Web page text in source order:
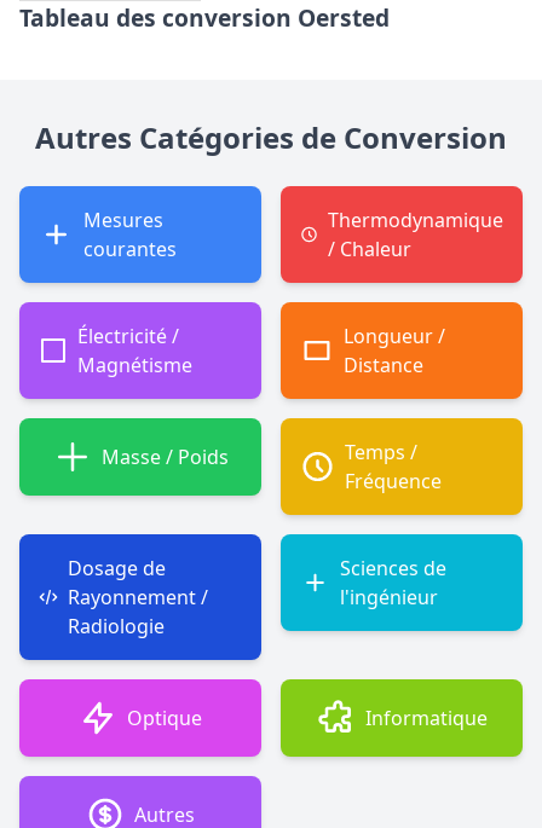
Tableau des conversion Oersted
Autres Catégories de Conversion
Mesures
courantes
Thermodynamique
/ Chaleur
Électricité /
Magnétisme
Longueur /
Distance
Masse / Poids
Temps /
Fréquence
Dosage de
Rayonnement /
Radiologie
Sciences de
l'ingénieur
Optique Informatique
Autres